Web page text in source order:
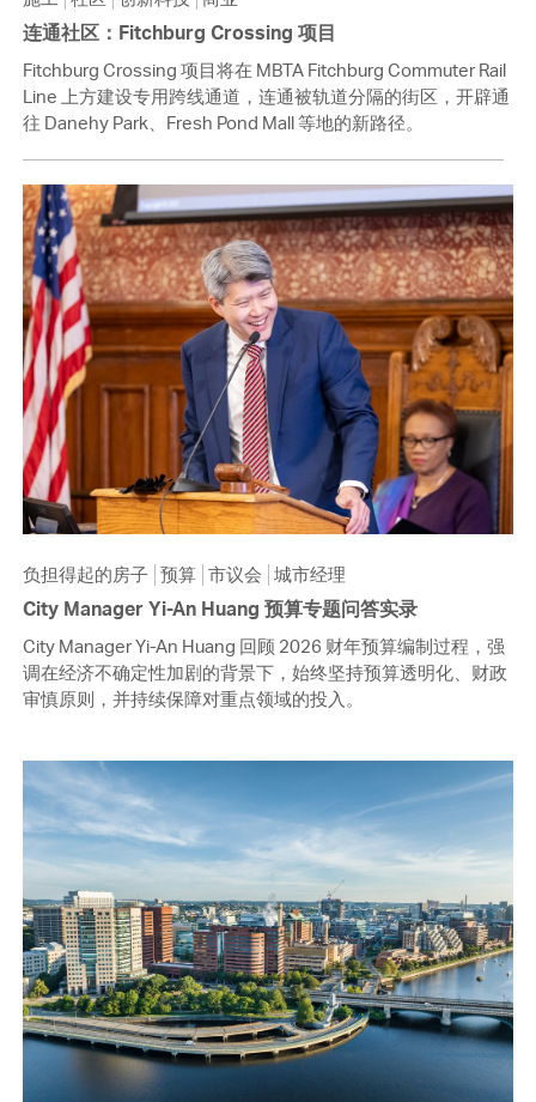
连通社区：Fitchburg Crossing 项目
Fitchburg Crossing 项目将在 MBTA Fitchburg Commuter Rail
Line 上方建设专用跨线通道，连通被轨道分隔的街区，开辟通
往 Danehy Park、Fresh Pond Mall 等地的新路径。
负担得起的房子 预算 市议会 城市经理
City Manager Yi-An Huang 预算专题问答实录
City Manager Yi-An Huang 回顾 2026 财年预算编制过程，强
调在经济不确定性加剧的背景下，始终坚持预算透明化、财政
审慎原则，并持续保障对重点领域的投入。